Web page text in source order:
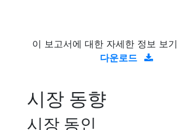
이 보고서에 대한 자세한 정보 보기
다운로드
시장 동향
시장 동인